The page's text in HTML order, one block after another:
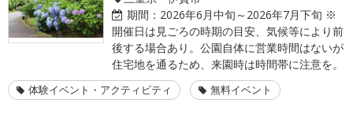
期間： 2026年6月中旬～2026年7月下旬 ※
開催日は見ごろの時期の目安、気候等により前
後する場合あり。公園自体に営業時間はないが
住宅地を通るため、来園時は時間帯に注意を。
体験イベント・アクティビティ 無料イベント